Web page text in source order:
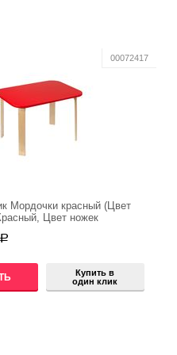
00072417
Мордочки красный (Цвет
Цвет ножек
Р
Купить в
один клик